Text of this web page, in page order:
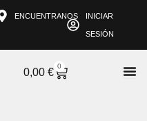
ENCUENTRANOS INICIAR
SESIÓN
0,00€
0
CARRITO